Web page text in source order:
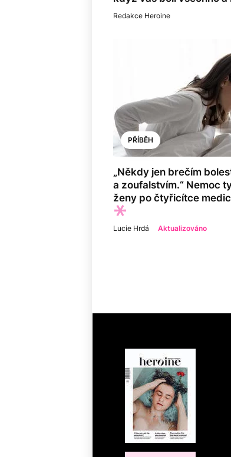
Redakce Heroine
PŘÍBĚH
„Někdy jen brečím
a zoufalstvím.“ Nemoc
ženy po čtyřicítce
Lucie Hrdá Aktualizováno